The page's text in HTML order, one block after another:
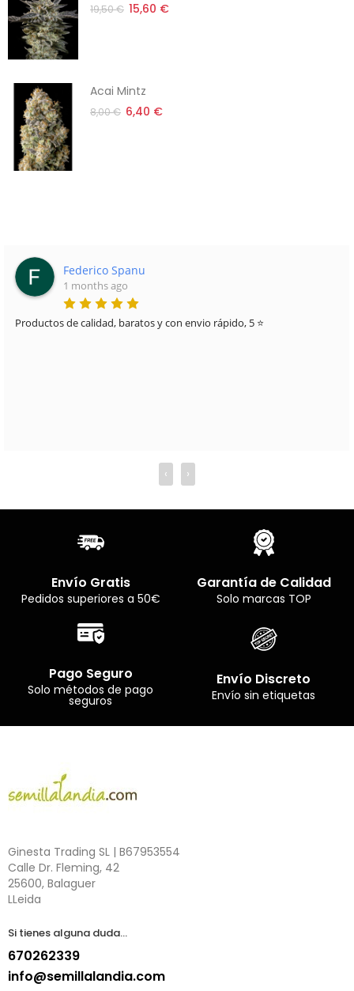
19,50 € 15,60 €
Acai Mintz
8,00 € 6,40 €
Joan Townsend...
6 months ago
Muy buena experiencia. Gran variedad de productos, precios
‹ ›
Envío Gratis
Pedidos superiores a 50€
Garantía de Calidad
Solo marcas TOP
Pago Seguro
Solo métodos de pago
seguros
Envío Discreto
Envío sin etiquetas
Ginesta Trading SL | B67953554
Calle Dr. Fleming, 42
25600, Balaguer
LLeida
Si tienes alguna duda...
670262339
info@semillalandia.com